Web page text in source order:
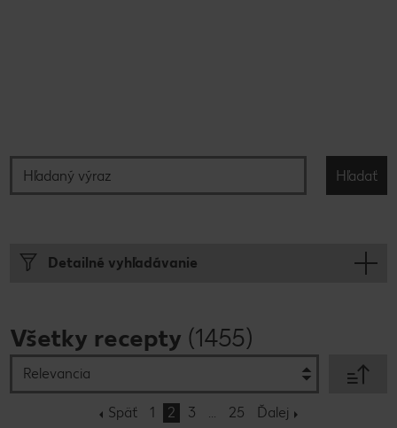
Hľadaný výraz Hľadať
Detailné vyhľadávanie
Všetky recepty (1455)
Späť
1 2 3 25 Ďalej